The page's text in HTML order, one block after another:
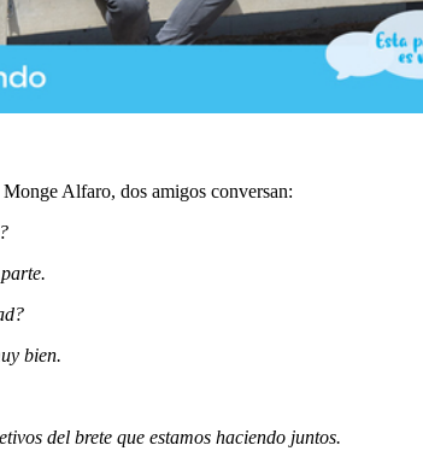
Alfaro, dos amigos conversan:
bien.
del brete que estamos haciendo juntos.